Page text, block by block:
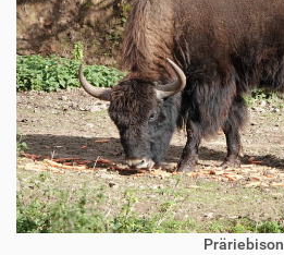
Präriebison